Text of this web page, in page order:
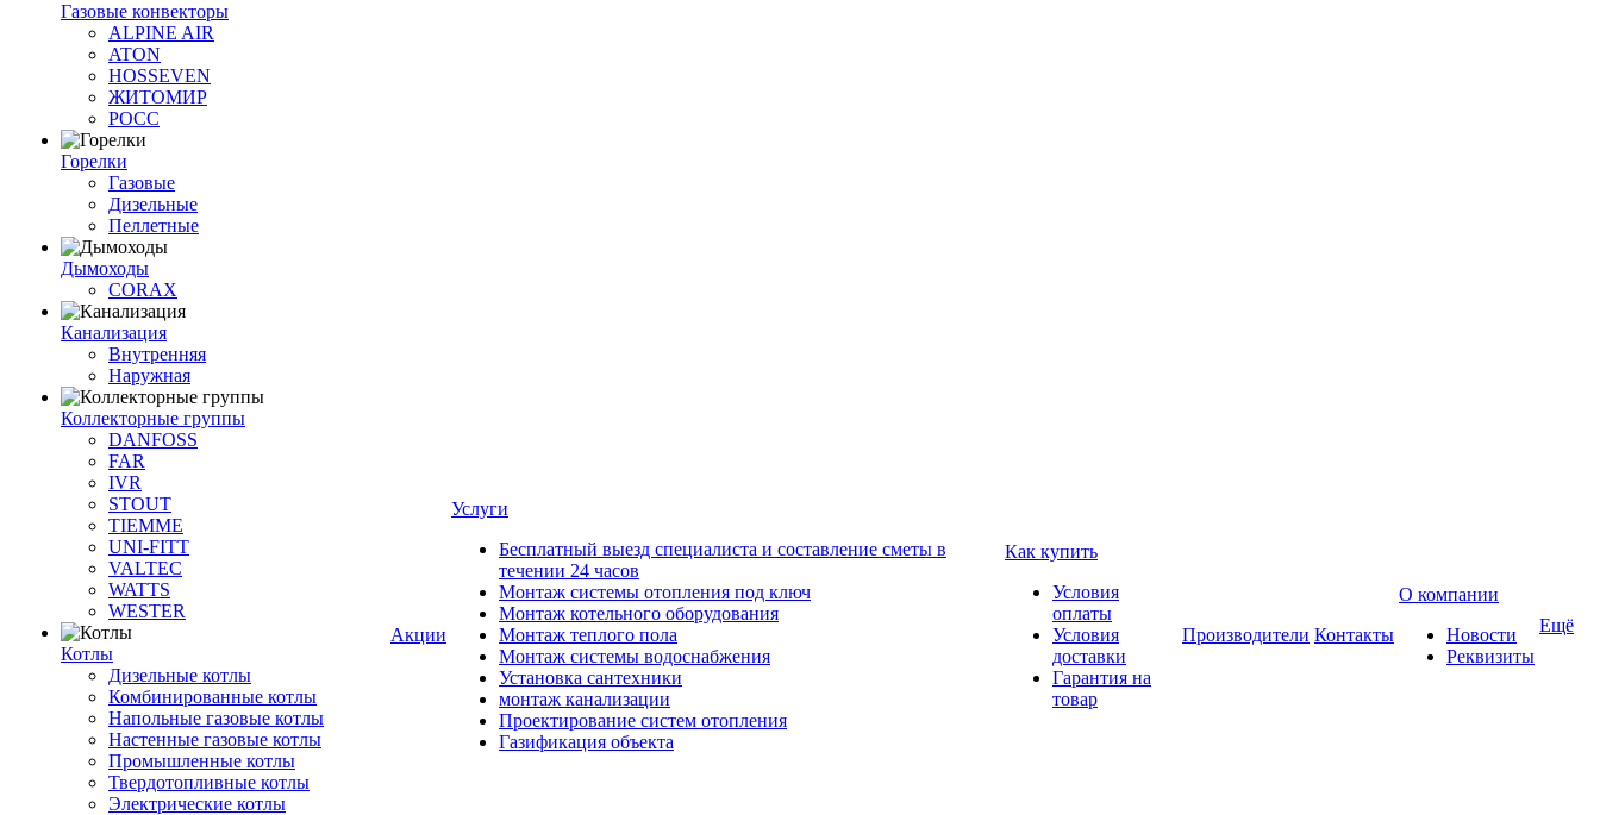
Газовые конвекторы
ALPINE AIR
ATON
HOSSEVEN
ЖИТОМИР
РОСС
Горелки
Газовые
Дизельные
Пеллетные
Дымоходы
CORAX
Канализация
Внутренняя
Наружная
Коллекторные группы
DANFOSS
FAR
IVR
STOUT
TIEMME
UNI-FITT
VALTEC
WATTS
WESTER
Котлы
Дизельные котлы
Комбинированные котлы
Напольные газовые котлы
Настенные газовые котлы
Промышленные котлы
Твердотопливные котлы
Электрические котлы
Акции
Услуги
Бесплатный выезд специалиста и составление сметы в
течении 24 часов
Монтаж системы отопления под ключ
Монтаж котельного оборудования
Монтаж теплого пола
Монтаж системы водоснабжения
Установка сантехники
монтаж канализации
Проектирование систем отопления
Газификация объекта
Как купить
Условия
оплаты
Условия
доставки
Гарантия на
товар
Производители Контакты
О компании
Новости
Реквизиты
Ещё